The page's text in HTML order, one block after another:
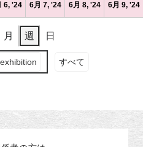
日
日
日
日
6, '242024
年
6
月
6
日
（木）
(1
件
の
イ
ベ
ン
ト)
6月 7, '242024
年
日
(1
件
ン
6月 8, '242024
年
(1
件
6月 9, '24
月 週 日
exhibition すべて